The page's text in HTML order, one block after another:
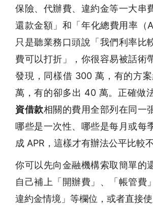
保險、代辦費、違約金等一大串
還款金額」和「年化總費用率（
只是聽業務口頭說「我們利率比
費可以打折」，你很容易被話術
發現，同樣借 300 萬，有的方
萬，有的卻多出 40 萬。正確做
資借款相關的費用全部列在同一
哪些是一次性、哪些是每月或每
成 APR，這樣才有辦法公平比較
你可以先向金融機構索取簡單的
自己補上「開辦費」、「帳管費
違約金情境」等欄位，或者直接使